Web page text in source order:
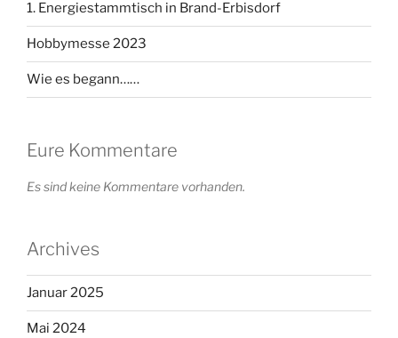
1. Energiestammtisch in Brand-Erbisdorf
Hobbymesse 2023
Wie es begann……
Eure Kommentare
Es sind keine Kommentare vorhanden.
Archives
Januar 2025
Mai 2024